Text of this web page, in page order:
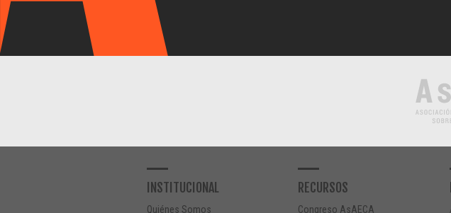
INSTITUCIONAL
Quiénes Somos
RECURSOS
Congreso AsAECA